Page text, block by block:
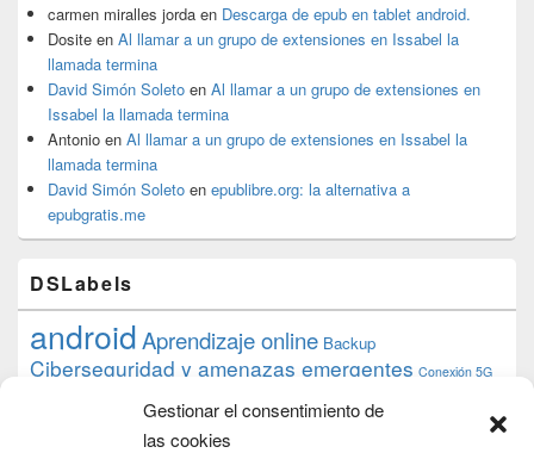
Gestionar el consentimiento de
las cookies
carmen miralles jorda en Descarga de epub en tablet android.
Dosite en Al llamar a un grupo de extensiones en Issabel la
llamada termina
David Simón Soleto en Al llamar a un grupo de extensiones en
Issabel la llamada termina
Antonio en Al llamar a un grupo de extensiones en Issabel la
llamada termina
David Simón Soleto en epublibre.org: la alternativa a
epubgratis.me
DSLabels
androidAprendizaje online Backup
Ciberseguridad y amenazas emergentes Conexión 5G
datos debian desarrollo web
Formación Google
iphone